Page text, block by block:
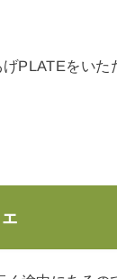
PLATEをいた